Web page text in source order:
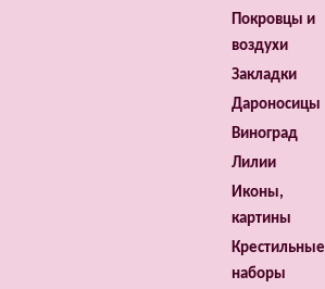
Покровцы и
воздухи
Закладки
Дароносицы
Виноград
Лилии
Иконы,
картины
Крестильные
наборы